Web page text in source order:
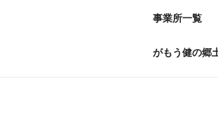
事業所一覧
がもう健の郷